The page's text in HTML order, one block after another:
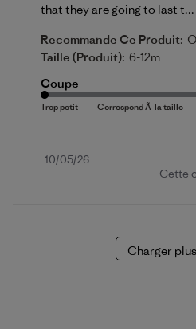
that they are going to last t...
Recommande Ce Produit:
Taille (produit): 6-12m
Coupe
Date
10/05/26
Cette
Charger